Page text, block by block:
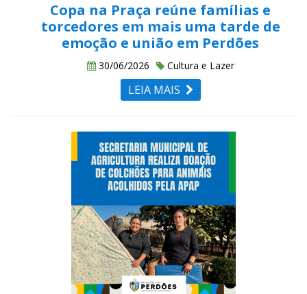
Copa na Praça reúne famílias e
torcedores em mais uma tarde de
emoção e união em Perdões
30/06/2026 Cultura e Lazer
LEIA MAIS